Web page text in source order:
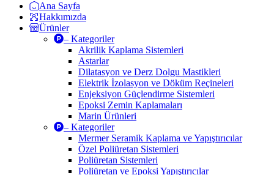
Ana Sayfa
Hakkımızda
Ürünler
– Kategoriler
Akrilik Kaplama Sistemleri
Astarlar
Dilatasyon ve Derz Dolgu Mastikleri
Elektrik İzolasyon ve Döküm Reçineleri
Enjeksiyon Güçlendirme Sistemleri
Epoksi Zemin Kaplamaları
Marin Ürünleri
– Kategoriler
Mermer Seramik Kaplama ve Yapıştırıcılar
Özel Poliüretan Sistemleri
Poliüretan Sistemleri
Poliüretan ve Epoksi Yapıştırıcılar